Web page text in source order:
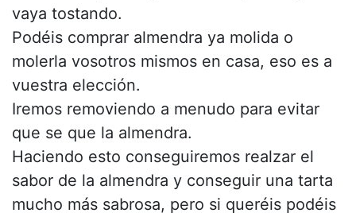
vaya tostando.
Podéis comprar almendra ya molida o
molerla vosotros mismos en casa, eso es a
vuestra elección.
Iremos removiendo a menudo para evitar
que se que la almendra.
Haciendo esto conseguiremos realzar el
sabor de la almendra y conseguir una tarta
mucho más sabrosa, pero si queréis podéis